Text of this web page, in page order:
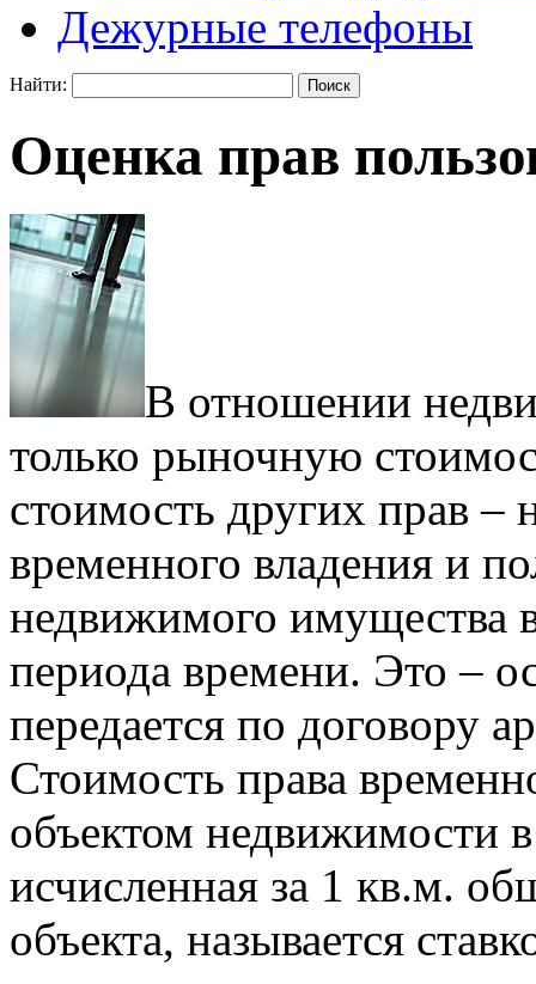
Дежурные телефоны
Найти:
Оценка прав
В отношении
только рыночную
стоимость других прав –
временного владения и
недвижимого имущества
периода времени. Это –
передается по договору
Стоимость права
объектом недвижимости
исчисленная за 1 кв.м.
объекта, называется